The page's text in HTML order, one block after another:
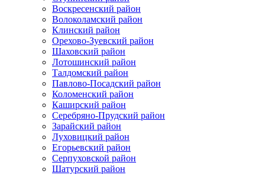
Воскресенский район
Волоколамский район
Клинский район
Орехово-Зуевский район
Шаховский район
Лотошинский район
Талдомский район
Павлово-Посадский район
Коломенский район
Каширский район
Серебряно-Прудский район
Зарайский район
Луховицкий район
Егорьевский район
Серпуховской район
Шатурский район